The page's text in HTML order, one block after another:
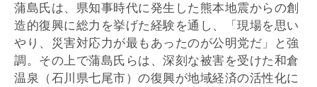
蒲島氏は、県知事時代に発生した熊本地震からの創
造的復興に総力を挙げた経験を通し、「現場を思い
やり、災害対応力が最もあったのが公明党だ」と強
調。その上で蒲島氏らは、深刻な被害を受けた和倉
温泉（石川県七尾市）の復興が地域経済の活性化に